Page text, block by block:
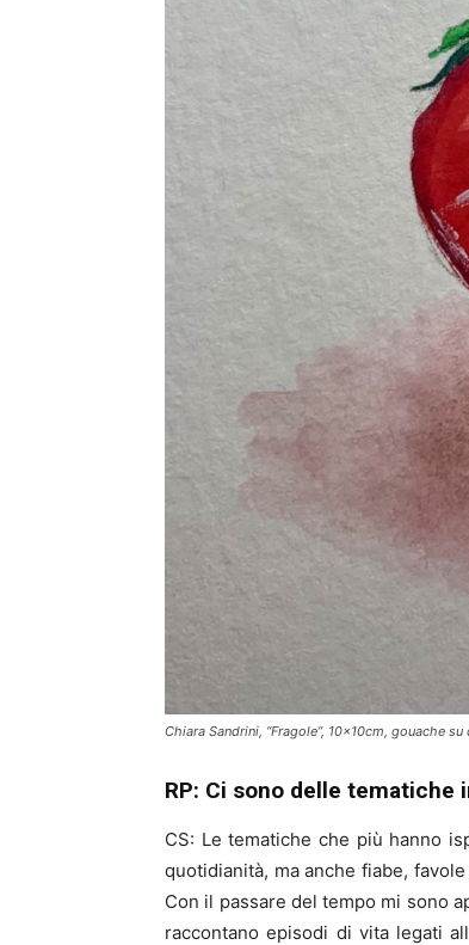
Chiara Sandrini, “Fragole”, 10x10cm, gouache
RP: Ci sono delle
CS: Le tematiche che più hanno
quotidianità, ma anche fiabe,
Con il passare del tempo mi sono
raccontano episodi di vita legati